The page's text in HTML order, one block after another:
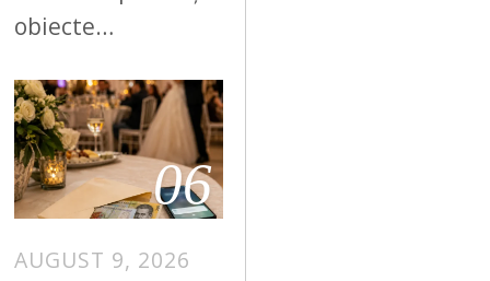
obiecte…
06
AUGUST 9, 2026